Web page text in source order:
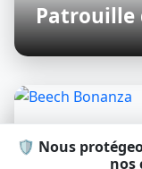
🛡️ Nous
nos
Patrouille